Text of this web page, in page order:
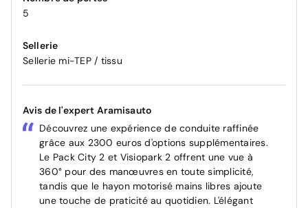
5
Sellerie
Sellerie mi-TEP / tissu
Avis de l'expert Aramisauto
Découvrez une expérience de conduite raffinée
grâce aux 2300 euros d'options supplémentaires.
Le Pack City 2 et Visiopark 2 offrent une vue à
360° pour des manœuvres en toute simplicité,
tandis que le hayon motorisé mains libres ajoute
une touche de praticité au quotidien. L'élégant